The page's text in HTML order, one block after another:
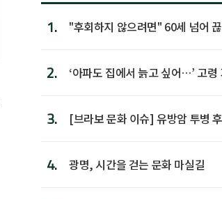
1.
"후회하지 않으려면" 60세 넘어
2.
‘아파도 집에서 늙고 싶어…’ 고
3.
[브라보 문화 이슈] 유방암 투병
4. 광명, 시간을 걷는 문화 마실길